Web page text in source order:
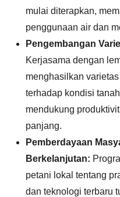
mulai diterapkan,
penggunaan air dan
Pengembangan
Kerjasama dengan
menghasilkan
terhadap kondisi
mendukung
panjang.
Pemberdayaan
Berkelanjutan:
petani lokal tentang
dan teknologi terbaru